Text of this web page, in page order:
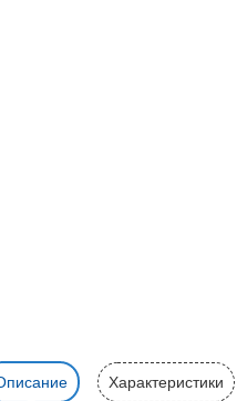
Характеристики